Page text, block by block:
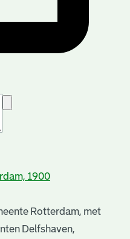
1900
Rotterdam, met
Delfshaven,